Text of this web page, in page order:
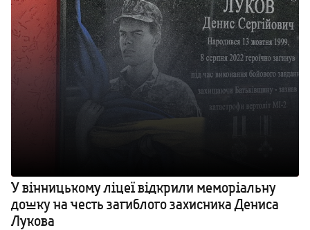
У вінницькому ліцеї відкрили меморіальну
дошку на честь загиблого захисника Дениса
Лукова